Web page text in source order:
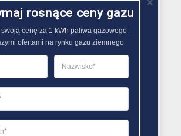
17:00
OFERT GAZU
rosnące ceny gazu
cenę za 1 kWh paliwa gazowego
ofertami na rynku gazu ziemnego